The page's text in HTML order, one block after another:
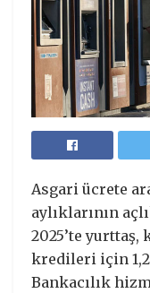
Asgari ücrete
aylıklarının
2025’te
kredileri için
Bankacılık